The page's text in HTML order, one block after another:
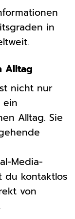
in
Alltag
nicht nur
ein
Alltag. Sie
Media-
du kontaktlos
von